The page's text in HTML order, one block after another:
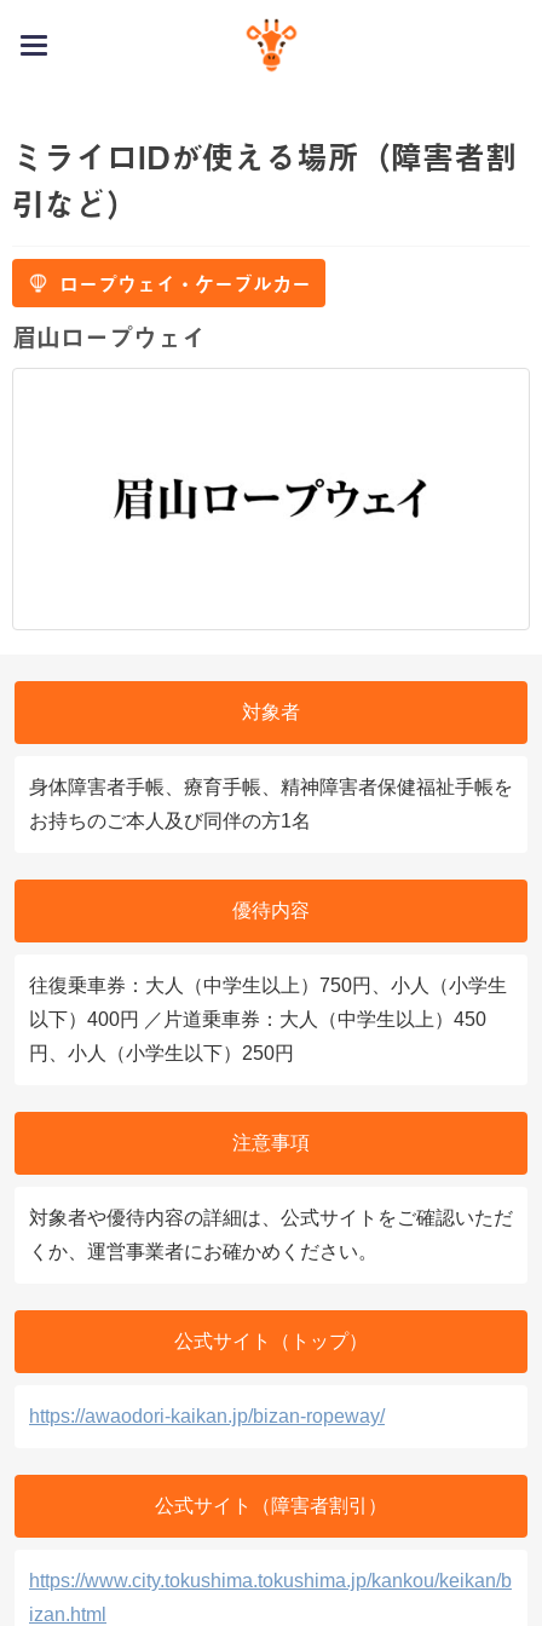
toggle
ミライロIDが使える場所（障害者割
引など）
ロープウェイ・ケーブルカー
眉山ロープウェイ
対象者
身体障害者手帳、療育手帳、精神障害者保健福祉手帳を
お持ちのご本人及び同伴の方1名
優待内容
往復乗車券：大人（中学生以上）750円、小人（小学生
以下）400円 ／片道乗車券：大人（中学生以上）450
円、小人（小学生以下）250円
注意事項
対象者や優待内容の詳細は、公式サイトをご確認いただ
くか、運営事業者にお確かめください。
公式サイト（トップ）
https://awaodori-kaikan.jp/bizan-ropeway/
公式サイト（障害者割引）
https://www.city.tokushima.tokushima.jp/kankou/keikan/b
izan.html